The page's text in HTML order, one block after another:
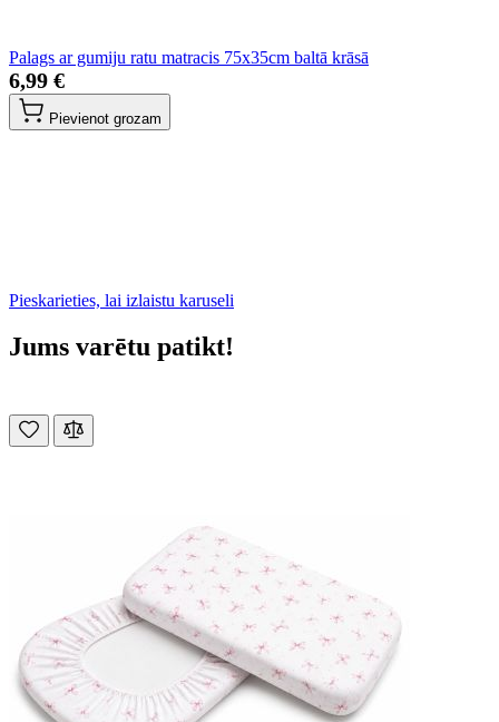
Palags ar gumiju ratu matracis 75x35cm baltā krāsā
6,99 €
Pievienot grozam
Pieskarieties, lai izlaistu karuseli
Jums varētu patikt!